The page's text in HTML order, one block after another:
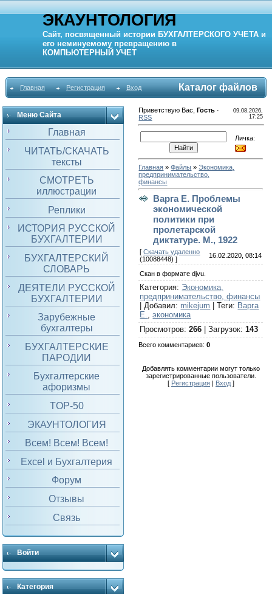
ЭКАУНТОЛОГИЯ
Сайт, посвященный истории БУХГАЛТЕРСКОГО УЧЕТА и
его неминуемому превращению в
КОМПЬЮТЕРНЫЙ УЧЕТ
Главная Регистрация Вход Каталог файлов
Меню Сайта
Главная
ЧИТАТЬ/СКАЧАТЬ
тексты
СМОТРЕТЬ
иллюстрации
Реплики
ИСТОРИЯ РУССКОЙ
БУХГАЛТЕРИИ
БУХГАЛТЕРСКИЙ
СЛОВАРЬ
ДЕЯТЕЛИ РУССКОЙ
БУХГАЛТЕРИИ
Зарубежные
бухгалтеры
БУХГАЛТЕРСКИЕ
ПАРОДИИ
Бухгалтерские
афоризмы
TOP-50
ЭКАУНТОЛОГИЯ
Всем! Всем! Всем!
Excel и Бухгалтерия
Форум
Отзывы
Связь
Войти
Категория
Приветствую Вас ,Гость ·
RSS
09.08.2026,
17:25
Личка:
Главная »Файлы »Экономика,
предпринимательство,
финансы
Варга Е. Проблемы
экономической
политики при
пролетарской
диктатуре. М., 1922
[Скачать удаленно
(10088448) ]
16.02.2020, 08:14
Скан в формате djvu.
Категория: Экономика,
предпринимательство, финансы
|Добавил: mikejum |Теги: Варга
Е.,экономика
Просмотров:266 |Загрузок:143
Всего комментариев:0
Добавлять комментарии могут только
зарегистрированные пользователи.
[ Регистрация| Вход]